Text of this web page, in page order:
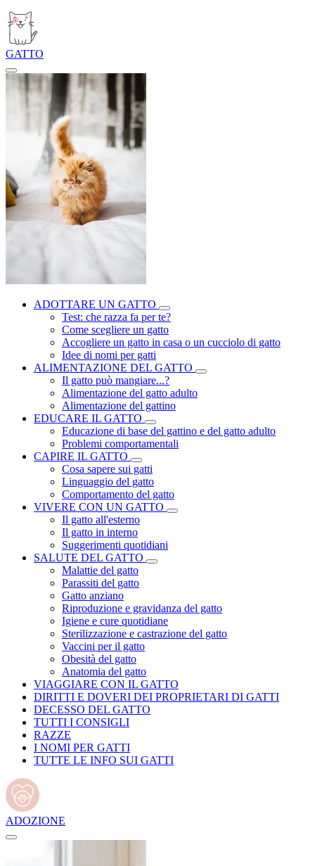
GATTO
ADOTTARE UN GATTO
Test: che razza fa per te?
Come scegliere un gatto
Accogliere un gatto in casa o un cucciolo di gatto
Idee di nomi per gatti
ALIMENTAZIONE DEL GATTO
Il gatto può mangiare...?
Alimentazione del gatto adulto
Alimentazione del gattino
EDUCARE IL GATTO
Educazione di base del gattino e del gatto adulto
Problemi comportamentali
CAPIRE IL GATTO
Cosa sapere sui gatti
Linguaggio del gatto
Comportamento del gatto
VIVERE CON UN GATTO
Il gatto all'esterno
Il gatto in interno
Suggerimenti quotidiani
SALUTE DEL GATTO
Malattie del gatto
Parassiti del gatto
Gatto anziano
Riproduzione e gravidanza del gatto
Igiene e cure quotidiane
Sterilizzazione e castrazione del gatto
Vaccini per il gatto
Obesità del gatto
Anatomia del gatto
VIAGGIARE CON IL GATTO
DIRITTI E DOVERI DEI PROPRIETARI DI GATTI
DECESSO DEL GATTO
TUTTI I CONSIGLI
RAZZE
I NOMI PER GATTI
TUTTE LE INFO SUI GATTI
ADOZIONE